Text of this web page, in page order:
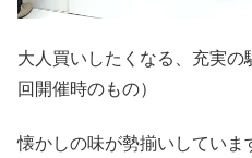
大人買いしたくなる、充実
回開催時のもの）
懐かしの味が勢揃いしていま